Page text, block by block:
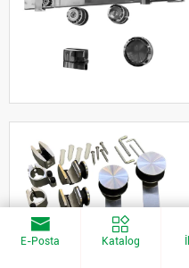
E-Posta Katalog